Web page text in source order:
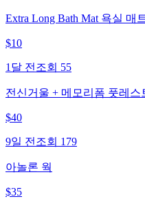
Extra Long Bath Mat 욕실 매
$10
1달 전 조회 55
전신거울 + 메모리폼 풋레스
$40
9일 전 조회 179
아놀론 웍
$35